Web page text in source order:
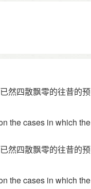
然四散飘零的往昔的预
the cases in which the
然四散飘零的往昔的预
the cases in which the